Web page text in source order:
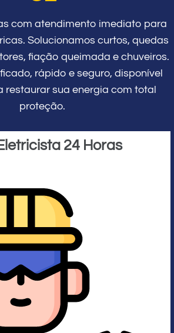
com atendimento imediato para
Solucionamos curtos, quedas
fiação queimada e chuveiros.
rápido e seguro, disponível
restaurar sua energia com total
proteção.
24 Horas